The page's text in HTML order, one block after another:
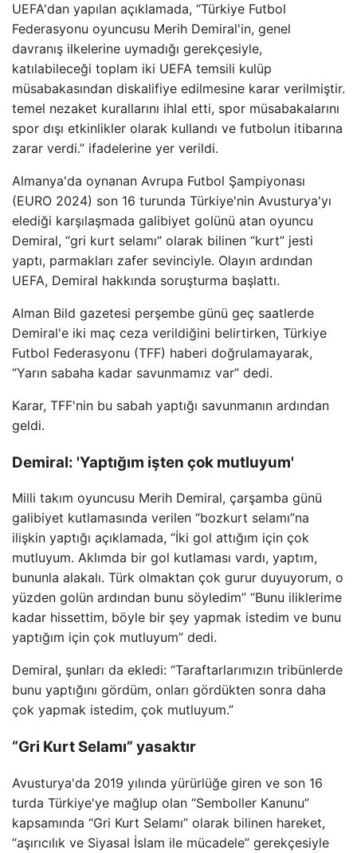
UEFA'dan yapılan açıklamada, “Türkiye Futbol
Federasyonu oyuncusu Merih Demiral'in, genel
davranış ilkelerine uymadığı gerekçesiyle,
katılabileceği toplam iki UEFA temsili kulüp
müsabakasından diskalifiye edilmesine karar verilmiştir.
temel nezaket kurallarını ihlal etti, spor müsabakalarını
spor dışı etkinlikler olarak kullandı ve futbolun itibarına
zarar verdi.” ifadelerine yer verildi.
Almanya'da oynanan Avrupa Futbol Şampiyonası
(EURO 2024) son 16 turunda Türkiye'nin Avusturya'yı
elediği karşılaşmada galibiyet golünü atan oyuncu
Demiral, “gri kurt selamı” olarak bilinen “kurt” jesti
yaptı, parmakları zafer sevinciyle. Olayın ardından
UEFA, Demiral hakkında soruşturma başlattı.
Alman Bild gazetesi perşembe günü geç saatlerde
Demiral'e iki maç ceza verildiğini belirtirken, Türkiye
Futbol Federasyonu (TFF) haberi doğrulamayarak,
“Yarın sabaha kadar savunmamız var” dedi.
Karar, TFF'nin bu sabah yaptığı savunmanın ardından
geldi.
Demiral: 'Yaptığım işten çok mutluyum'
Milli takım oyuncusu Merih Demiral, çarşamba günü
galibiyet kutlamasında verilen “bozkurt selamı”na
ilişkin yaptığı açıklamada, “İki gol attığım için çok
mutluyum. Aklımda bir gol kutlaması vardı, yaptım,
bununla alakalı. Türk olmaktan çok gurur duyuyorum, o
yüzden golün ardından bunu söyledim” “Bunu iliklerime
kadar hissettim, böyle bir şey yapmak istedim ve bunu
yaptığım için çok mutluyum” dedi.
Demiral, şunları da ekledi: “Taraftarlarımızın tribünlerde
bunu yaptığını gördüm, onları gördükten sonra daha
çok yapmak istedim, çok mutluyum.”
“Gri Kurt Selamı” yasaktır
Avusturya'da 2019 yılında yürürlüğe giren ve son 16
turda Türkiye'ye mağlup olan “Semboller Kanunu”
kapsamında “Gri Kurt Selamı” olarak bilinen hareket,
“aşırıcılık ve Siyasal İslam ile mücadele” gerekçesiyle